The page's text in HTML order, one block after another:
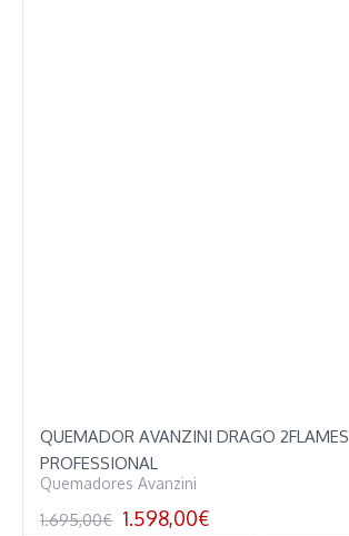
QUEMADOR AVANZINI DRAGO 2FLAMES
PROFESSIONAL
Quemadores Avanzini
1.695,00€ 1.598,00€